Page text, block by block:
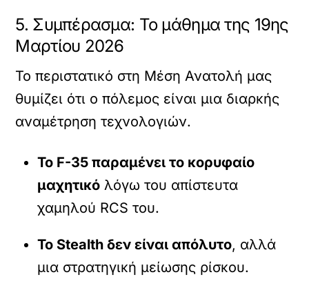
5. Συμπέρασμα: Το μάθημα της 19ης
Μαρτίου 2026
Το περιστατικό στη Μέση Ανατολή μας
θυμίζει ότι ο πόλεμος είναι μια διαρκής
αναμέτρηση τεχνολογιών.
Το F-35 παραμένει το κορυφαίο
μαχητικό λόγω του απίστευτα
χαμηλού RCS του.
Το Stealth δεν είναι απόλυτο, αλλά
μια στρατηγική μείωσης ρίσκου.